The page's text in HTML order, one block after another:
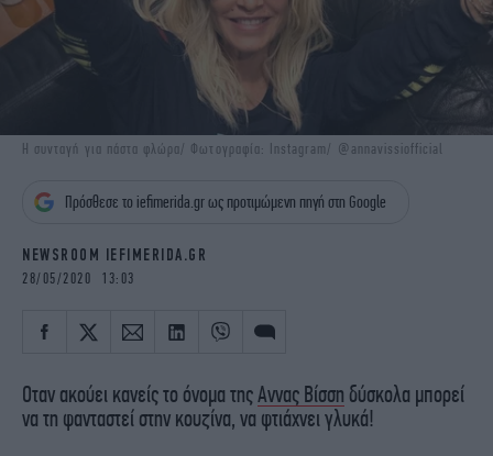
DESIGN
ΟΛΥΜΠΙΑΚΟΙ ΑΓΩΝΕΣ
GREEN
PODCAST
iAUTOKINITO
iGASTRONOMIE
iBOOKS
ΖΩΔΙΑ
MEDIA
ELAMEFORA
NEWSLETTER
Η συνταγή για πάστα φλώρα/ Φωτογραφία: Instagram/ @annavissiofficial
Πρόσθεσε το iefimerida.gr ως προτιμώμενη πηγή στη Google
NEWSROOM IEFIMERIDA.GR
28/05/2020 13:03
Οταν ακούει κανείς το όνομα τηςΑννας Βίσση δύσκολα μπορεί
να τη φανταστεί στην κουζίνα, να φτιάχνει γλυκά!